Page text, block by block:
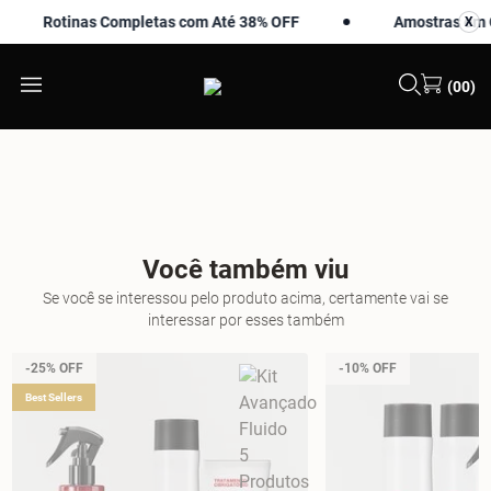
X
Rotinas Completas com Até 38% OFF Amostras em
X
(00)
Você também viu
Se você se interessou pelo produto acima, certamente vai se
interessar por esses também
-25% OFF
Best Sellers
-10% OFF